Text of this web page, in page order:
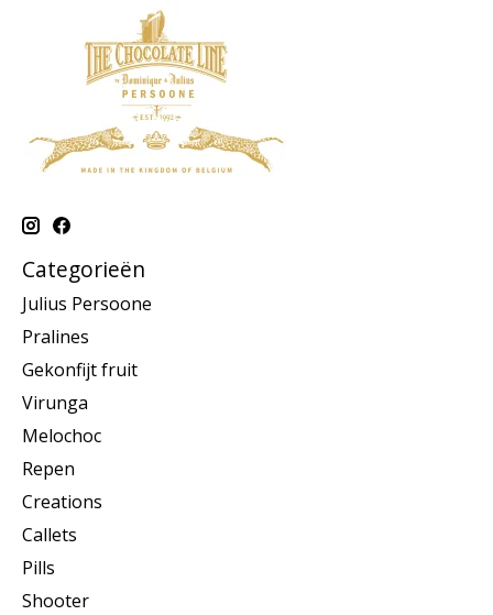
Categorieën
Julius Persoone
Pralines
Gekonfijt fruit
Virunga
Melochoc
Repen
Creations
Callets
Pills
Shooter